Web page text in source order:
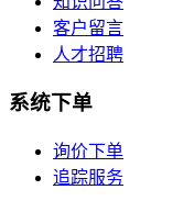
客户留言
人才招聘
系统下单
询价下单
追踪服务